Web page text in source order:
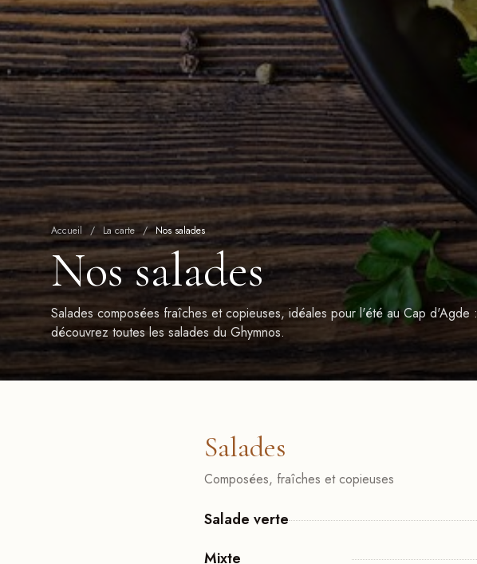
Accueil / La carte / Nos salades
Nos salades
Salades composées fraîches et copieuses, idéales pour l'été au Cap d'Agde :
découvrez toutes les salades du Ghymnos.
Salades
Composées, fraîches et copieuses
Salade verte
Mixte